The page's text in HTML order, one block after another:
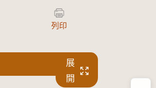
列印
展
開